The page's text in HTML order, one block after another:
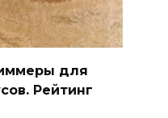
для
Рейтинг